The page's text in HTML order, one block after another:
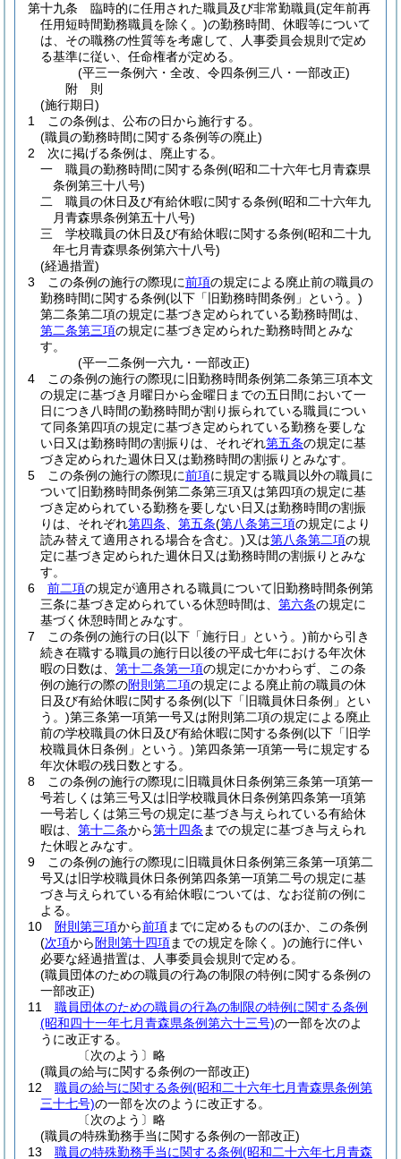
第十九条
臨時的に任用された職員及び非常勤職員(定年前再
任用短時間勤務職員を除く。)の勤務時間、休暇等について
は、その職務の性質等を考慮して、人事委員会規則で定め
る基準に従い、任命権者が定める。
(平三一条例六・全改、令四条例三八・一部改正)
附 則
(施行期日)
1
この条例は、公布の日から施行する。
(職員の勤務時間に関する条例等の廃止)
2
次に掲げる条例は、廃止する。
一
職員の勤務時間に関する条例(昭和二十六年七月青森県
条例第三十八号)
二
職員の休日及び有給休暇に関する条例(昭和二十六年九
月青森県条例第五十八号)
三
学校職員の休日及び有給休暇に関する条例(昭和二十九
年七月青森県条例第六十八号)
(経過措置)
3
この条例の施行の際現に前項の規定による廃止前の職員の
勤務時間に関する条例(以下「旧勤務時間条例」という。)
第二条第二項の規定に基づき定められている勤務時間は、
第二条第三項の規定に基づき定められた勤務時間とみな
す。
(平一二条例一六九・一部改正)
4
この条例の施行の際現に旧勤務時間条例第二条第三項本文
の規定に基づき月曜日から金曜日までの五日間において一
日につき八時間の勤務時間が割り振られている職員につい
て同条第四項の規定に基づき定められている勤務を要しな
い日又は勤務時間の割振りは、それぞれ第五条の規定に基
づき定められた週休日又は勤務時間の割振りとみなす。
5
この条例の施行の際現に前項に規定する職員以外の職員に
ついて旧勤務時間条例第二条第三項又は第四項の規定に基
づき定められている勤務を要しない日又は勤務時間の割振
りは、それぞれ第四条 第五条(第八条第三項の規定により
読み替えて適用される場合を含む。)又は第八条第二項の規
定に基づき定められた週休日又は勤務時間の割振りとみな
す。
6
前二項の規定が適用される職員について旧勤務時間条例第
三条に基づき定められている休憩時間は、 第六条の規定に
基づく休憩時間とみなす。
7
この条例の施行の日(以下「施行日」という。)前から引き
続き在職する職員の施行日以後の平成七年における年次休
暇の日数は、 第十二条第一項の規定にかかわらず、この条
例の施行の際の附則第二項の規定による廃止前の職員の休
日及び有給休暇に関する条例(以下「旧職員休日条例」とい
う。)第三条第一項第一号又は附則第二項の規定による廃止
前の学校職員の休日及び有給休暇に関する条例(以下「旧学
校職員休日条例」という。)第四条第一項第一号に規定する
年次休暇の残日数とする。
8
この条例の施行の際現に旧職員休日条例第三条第一項第一
号若しくは第三号又は旧学校職員休日条例第四条第一項第
一号若しくは第三号の規定に基づき与えられている有給休
暇は、 第十二条から第十四条 までの規定に基づき与えられ
た休暇とみなす。
9
この条例の施行の際現に旧職員休日条例第三条第一項第二
号又は旧学校職員休日条例第四条第一項第二号の規定に基
づき与えられている有給休暇については、なお従前の例に
よる。
10
附則第三項から前項までに定めるもののほか、この条例
(次項から 附則第十四項までの規定を除く。)の施行に伴い
必要な経過措置は、人事委員会規則で定める。
(職員団体のための職員の行為の制限の特例に関する条例の
一部改正)
11
職員団体のための職員の行為の制限の特例に関する条例
(昭和四十一年七月青森県条例第六十三号)の一部を次のよ
うに改正する。
〔次のよう〕略
(職員の給与に関する条例の一部改正)
12
職員の給与に関する条例(昭和二十六年七月青森県条例第
三十七号)の一部を次のように改正する。
〔次のよう〕略
(職員の特殊勤務手当に関する条例の一部改正)
13
職員の特殊勤務手当に関する条例(昭和二十六年七月青森